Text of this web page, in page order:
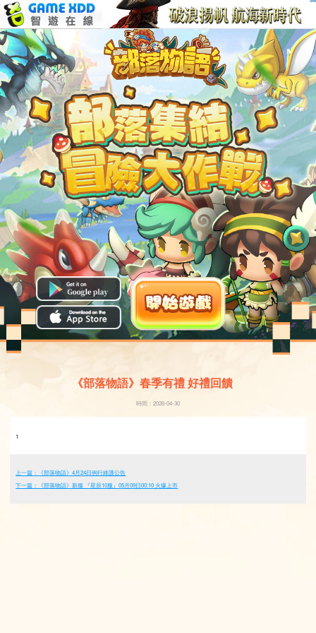
《部落物語》春季有禮 好禮回饋
時間：2026-04-30
1
上一篇：《部落物語》4月24日例行維護公告
下一篇：《部落物語》新服 『星辰10服』05月09日00:10 火爆上市